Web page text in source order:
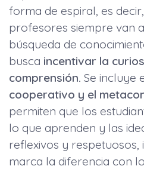
forma de espiral, es
profesores siempre van
búsqueda de
busca incentivar la
comprensión. Se incluye
cooperativo y el
permiten que los
lo que aprenden y las
reflexivos y respetuosos,
marca la diferencia con